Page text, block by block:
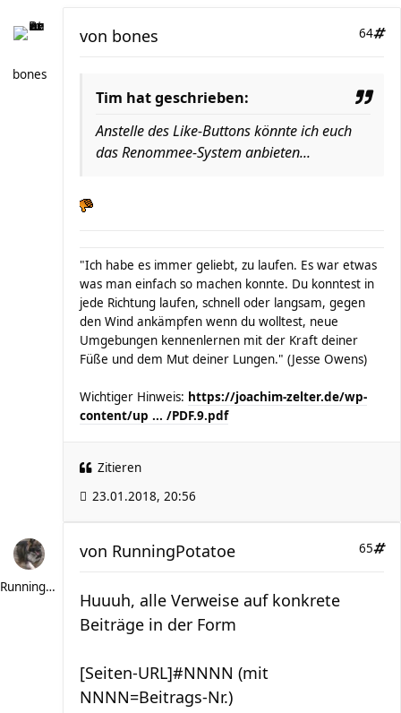
bones
64
von bones
Tim hat geschrieben:
Anstelle des Like-Buttons könnte ich euch
das Renommee-System anbieten...
"Ich habe es immer geliebt, zu laufen. Es war etwas
was man einfach so machen konnte. Du konntest in
jede Richtung laufen, schnell oder langsam, gegen
den Wind ankämpfen wenn du wolltest, neue
Umgebungen kennenlernen mit der Kraft deiner
Füße und dem Mut deiner Lungen." (Jesse Owens)
Wichtiger Hinweis: https://joachim-zelter.de/wp-
content/up ... /PDF.9.pdf
Zitieren
23.01.2018, 20:56
RunningPotatoe
65
von RunningPotatoe
Huuuh, alle Verweise auf konkrete
Beiträge in der Form
[Seiten-URL]#NNNN (mit
NNNN=Beitrags-Nr.)